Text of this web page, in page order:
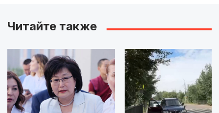
Читайте также